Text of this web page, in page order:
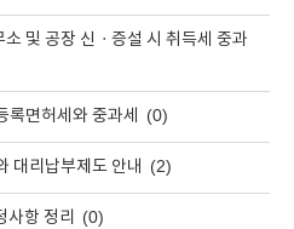
및 공장 신ㆍ증설 시 취득세 중과
면허세와 중과세 (0)
대리납부제도 안내 (2)
항 정리 (0)